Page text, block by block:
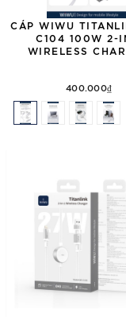
CÁP WIWU
C104 100W 2-
WIRELESS
400.000₫